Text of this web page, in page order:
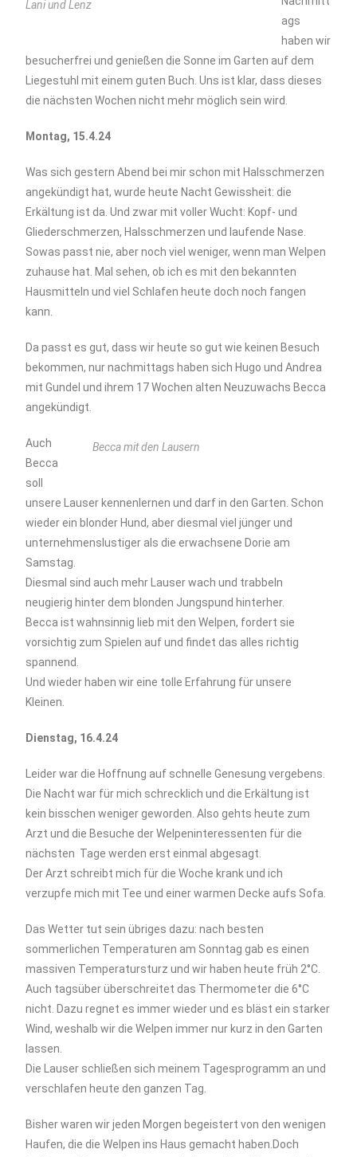
Lani und Lenz
ags
haben wir
besucherfrei und genießen die Sonne im Garten auf dem
Liegestuhl mit einem guten Buch. Uns ist klar, dass dieses
die nächsten Wochen nicht mehr möglich sein wird.
Montag, 15.4.24
Was sich gestern Abend bei mir schon mit Halsschmerzen
angekündigt hat, wurde heute Nacht Gewissheit: die
Erkältung ist da. Und zwar mit voller Wucht: Kopf- und
Gliederschmerzen, Halsschmerzen und laufende Nase.
Sowas passt nie, aber noch viel weniger, wenn man Welpen
zuhause hat. Mal sehen, ob ich es mit den bekannten
Hausmitteln und viel Schlafen heute doch noch fangen
kann.
Da passt es gut, dass wir heute so gut wie keinen Besuch
bekommen, nur nachmittags haben sich Hugo und Andrea
mit Gundel und ihrem 17 Wochen alten Neuzuwachs Becca
angekündigt.
Becca mit den Lausern
Auch
Becca
soll
unsere Lauser kennenlernen und darf in den Garten. Schon
wieder ein blonder Hund, aber diesmal viel jünger und
unternehmenslustiger als die erwachsene Dorie am
Samstag.
Diesmal sind auch mehr Lauser wach und trabbeln
neugierig hinter dem blonden Jungspund hinterher.
Becca ist wahnsinnig lieb mit den Welpen, fordert sie
vorsichtig zum Spielen auf und findet das alles richtig
spannend.
Und wieder haben wir eine tolle Erfahrung für unsere
Kleinen.
Dienstag, 16.4.24
Leider war die Hoffnung auf schnelle Genesung vergebens.
Die Nacht war für mich schrecklich und die Erkältung ist
kein bisschen weniger geworden. Also gehts heute zum
Arzt und die Besuche der Welpeninteressenten für die
nächsten Tage werden erst einmal abgesagt.
Der Arzt schreibt mich für die Woche krank und ich
verzupfe mich mit Tee und einer warmen Decke aufs Sofa.
Das Wetter tut sein übriges dazu: nach besten
sommerlichen Temperaturen am Sonntag gab es einen
massiven Temperatursturz und wir haben heute früh 2°C.
Auch tagsüber überschreitet das Thermometer die 6°C
nicht. Dazu regnet es immer wieder und es bläst ein starker
Wind, weshalb wir die Welpen immer nur kurz in den Garten
lassen.
Die Lauser schließen sich meinem Tagesprogramm an und
verschlafen heute den ganzen Tag.
Bisher waren wir jeden Morgen begeistert von den wenigen
Haufen, die die Welpen ins Haus gemacht haben.Doch